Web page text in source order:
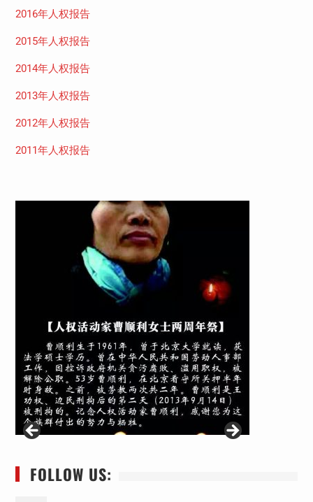
2016年人权报告
2015年人权报告
2014年人权报告
2013年人权报告
2012年人权报告
2011年人权报告
FOLLOW US: